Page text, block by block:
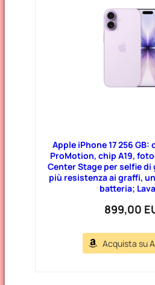
Apple iPhone 17 256 GB:
ProMotion, chip A19,
Center Stage per selfie
più resistenza ai graffi,
batteria;
899,00
Acquista su